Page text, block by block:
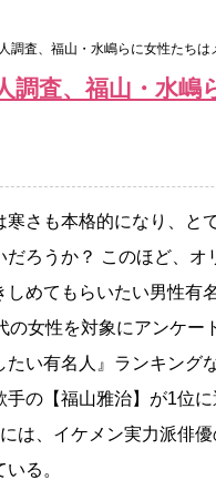
調査、福山・水嶋らに女性たちは
調査、福山・水嶋
さも本格的になり、と
だろうか？ このほど、オ
しめてもらいたい男性有
の女性を対象にアンケー
たい有名人』ランキング
手の【福山雅治】が1位
は、イケメン実力派俳
る。